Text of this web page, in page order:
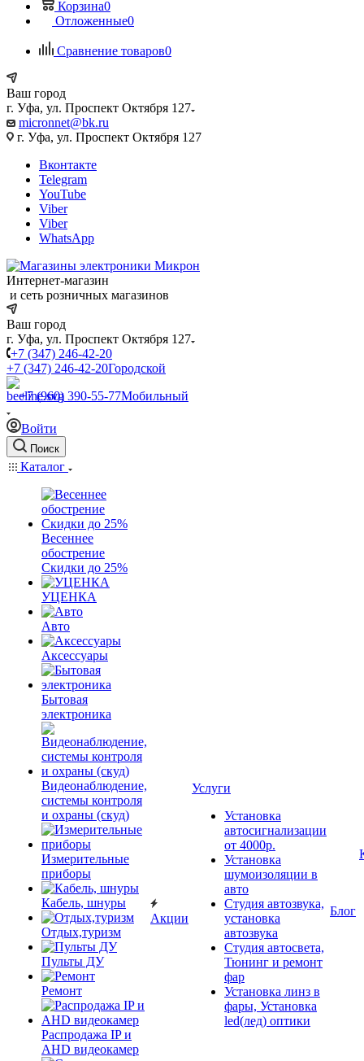
Корзина0
Отложенные0
Сравнение товаров0
Ваш город
г. Уфа, ул. Проспект Октября 127
micronnet@bk.ru
г. Уфа, ул. Проспект Октября 127
Вконтакте
Telegram
YouTube
Viber
Viber
WhatsApp
Интернет-магазин
и сеть розничных магазинов
Ваш город
г. Уфа, ул. Проспект Октября 127
+7 (347) 246-42-20
+7 (347) 246-42-20Городской
+7 (960) 390-55-77Мобильный
Войти
Поиск
Каталог
Весеннее
обострение
Скидки до 25%
УЦЕНКА
Авто
Аксессуары
Бытовая
электроника
Видеонаблюдение,
системы контроля
и охраны (скуд)
Измерительные
приборы
Кабель, шнуры
Отдых,туризм
Пульты ДУ
Ремонт
Распродажа IP и
AHD видеокамер
Акции
Услуги
Установка
автосигнализации
от 4000р.
Установка
шумоизоляции в
авто
Студия автозвука,
установка
автозвука
Студия автосвета,
Тюнинг и ремонт
фар
Установка линз в
фары, Установка
led(лед) оптики
Блог